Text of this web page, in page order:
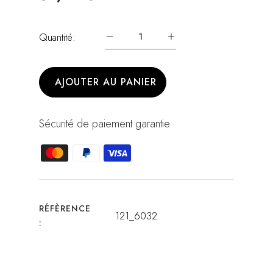
Quantité:
AJOUTER AU PANIER
Sécurité de paiement garantie
RÉFÈRENCE
:
121_6032